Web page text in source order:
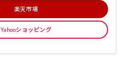
楽天市場
Yahooショッピング